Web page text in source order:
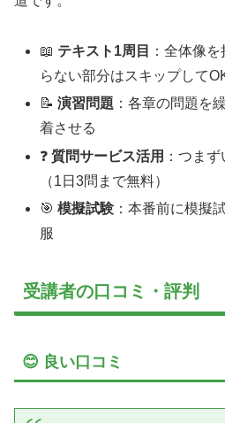
📖 テキスト1周目
：全体像
らない部分はスキップして
📝演習問題 ：各章の問題を
着させる
❓質問サービス活用 ：つま
（1日3問まで無料）
🎯模擬試験 ：本番前に模擬
服
受講者の口コミ・評判
😊 良い口コミ